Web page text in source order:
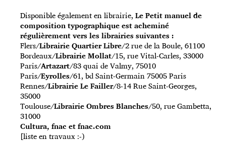
Disponible également en librairie, Le Petit manuel de
composition typographique est acheminé
régulièrement vers les librairies suivantes :
Flers/Librairie Quartier Libre/2 rue de la Boule, 61100
Bordeaux/Librairie Mollat/15, rue Vital-Carles, 33000
Paris/Artazart/83 quai de Valmy, 75010
Paris/Eyrolles/61, bd Saint-Germain 75005 Paris
Rennes/Librairie Le Failler/8-14 Rue Saint-Georges,
35000
Toulouse/Librairie Ombres Blanches/50, rue Gambetta,
31000
Cultura, fnac et fnac.com
[liste en travaux :-)